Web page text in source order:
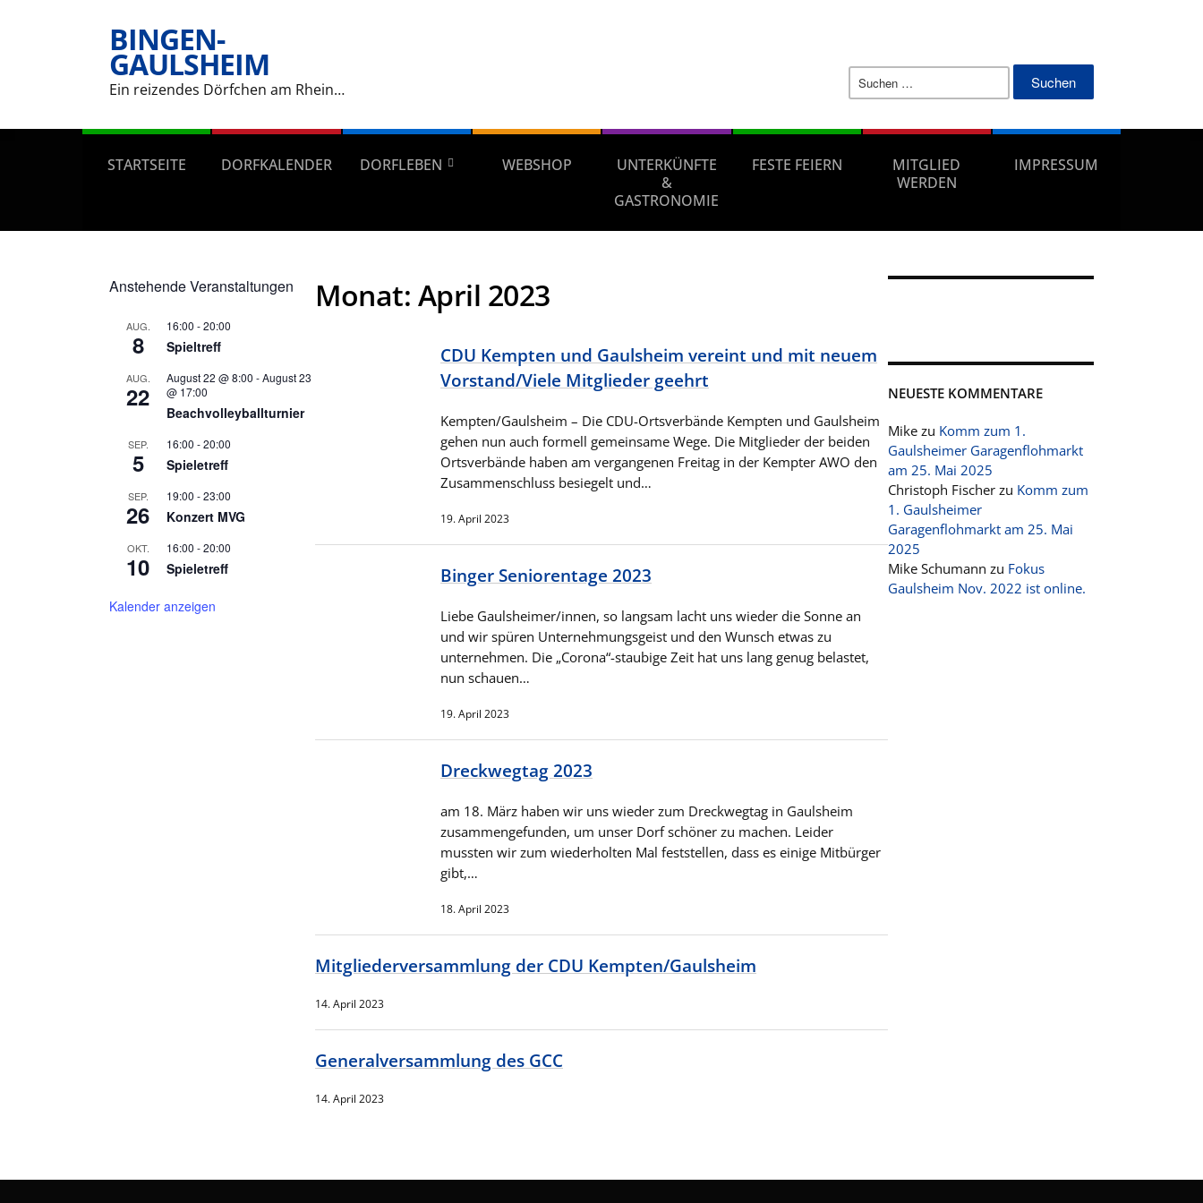
BINGEN-
GAULSHEIM
Ein reizendes Dörfchen am Rhein…
Suchen
nach:
STARTSEITE DORFKALENDER DORFLEBEN WEBSHOP
UNTERKÜNFTE
&
GASTRONOMIE
FESTE FEIERN
MITGLIED
WERDEN
IMPRESSUM
Anstehende Veranstaltungen
AUG.
8
16:00 -20:00
Spieltreff
AUG.
22
August 22 @ 8:00 -August 23
@ 17:00
Beachvolleyballturnier
SEP.
5
16:00 -20:00
Spieletreff
SEP.
26
19:00 -23:00
Konzert MVG
OKT.
10
16:00 -20:00
Spieletreff
Kalender anzeigen
Monat: April 2023
CDU Kempten und Gaulsheim vereint und mit neuem
Vorstand/Viele Mitglieder geehrt
Kempten/Gaulsheim – Die CDU-Ortsverbände Kempten und Gaulsheim
gehen nun auch formell gemeinsame Wege. Die Mitglieder der beiden
Ortsverbände haben am vergangenen Freitag in der Kempter AWO den
Zusammenschluss besiegelt und…
19. April 2023
Binger Seniorentage 2023
Liebe Gaulsheimer/innen, so langsam lacht uns wieder die Sonne an
und wir spüren Unternehmungsgeist und den Wunsch etwas zu
unternehmen. Die „Corona“-staubige Zeit hat uns lang genug belastet,
nun schauen…
19. April 2023
Dreckwegtag 2023
am 18. März haben wir uns wieder zum Dreckwegtag in Gaulsheim
zusammengefunden, um unser Dorf schöner zu machen. Leider
mussten wir zum wiederholten Mal feststellen, dass es einige Mitbürger
gibt,…
18. April 2023
Mitgliederversammlung der CDU Kempten/Gaulsheim
14. April 2023
Generalversammlung des GCC
14. April 2023
NEUESTE KOMMENTARE
Mike zu Komm zum 1.
Gaulsheimer Garagenflohmarkt
am 25. Mai 2025
Christoph Fischer zu Komm zum
1. Gaulsheimer
Garagenflohmarkt am 25. Mai
2025
Mike Schumann zu Fokus
Gaulsheim Nov. 2022 ist online.